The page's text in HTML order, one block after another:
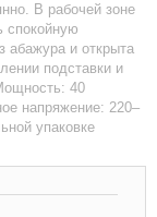
В рабочей зоне
спокойную
абажура и открыта
подставки и
40
напряжение: 220–
упаковке